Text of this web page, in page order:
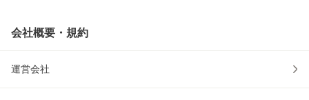
会社概要・規約
運営会社